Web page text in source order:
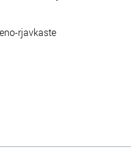
rjavkaste